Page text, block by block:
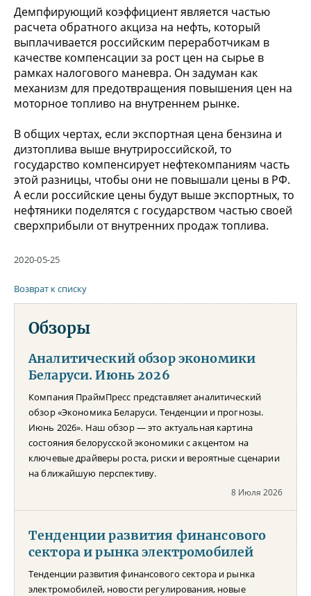
Демпфирующий коэффициент является частью
расчета обратного акциза на нефть, который
выплачивается российским переработчикам в
качестве компенсации за рост цен на сырье в
рамках налогового маневра. Он задуман как
механизм для предотвращения повышения цен на
моторное топливо на внутреннем рынке.
В общих чертах, если экспортная цена бензина и
дизтоплива выше внутрироссийской, то
государство компенсирует нефтекомпаниям часть
этой разницы, чтобы они не повышали цены в РФ.
А если российские цены будут выше экспортных, то
нефтяники поделятся с государством частью своей
сверхприбыли от внутренних продаж топлива.
2020-05-25
Возврат к списку
Обзоры
Аналитический обзор экономики
Беларуси. Июнь 2026
Компания ПраймПресс представляет аналитический
обзор «Экономика Беларуси. Тенденции и прогнозы.
Июнь 2026». Наш обзор — это актуальная картина
состояния белорусской экономики с акцентом на
ключевые драйверы роста, риски и вероятные сценарии
на ближайшую перспективу.
8 Июля 2026
Тенденции развития финансового
сектора и рынка электромобилей
Тенденции развития финансового сектора и рынка
электромобилей, новости регулирования, новые